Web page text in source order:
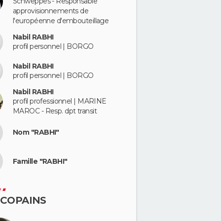
approvisionnements de
l'européenne d'embouteillage
Nabil RABHI
profil personnel | BORGO
Nabil RABHI
profil personnel | BORGO
Nabil RABHI
profil professionnel | MARINE
MAROC - Resp. dpt transit
Nom "RABHI"
Famille "RABHI"